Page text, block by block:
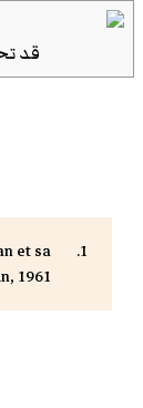
قد
et sa
1961.